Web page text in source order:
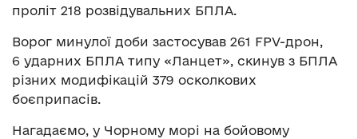
проліт 218 розвідувальних БПЛА.
Ворог минулої доби застосував 261 FPV-дрон,
6 ударних БПЛА типу «Ланцет», скинув з БПЛА
різних модифікацій 379 осколкових
боєприпасів.
Нагадаємо, у Чорному морі на бойовому